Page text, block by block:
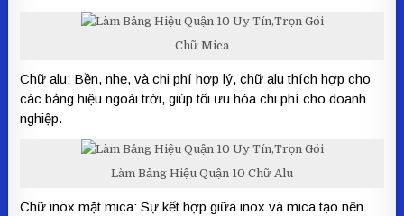
Chữ Mica
Chữ alu: Bền, nhẹ, và chi phí hợp lý, chữ alu thích hợp cho
các bảng hiệu ngoài trời, giúp tối ưu hóa chi phí cho doanh
nghiệp.
Làm Bảng Hiệu Quận 10 Chữ Alu
Chữ inox mặt mica: Sự kết hợp giữa inox và mica tạo nên